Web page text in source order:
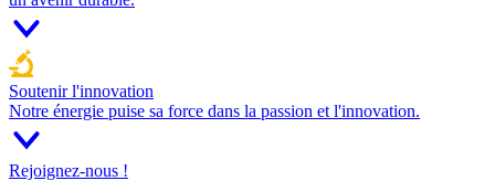
Soutenir l'innovation
Notre énergie puise sa force dans la passion et l'innovation.
Rejoignez-nous !